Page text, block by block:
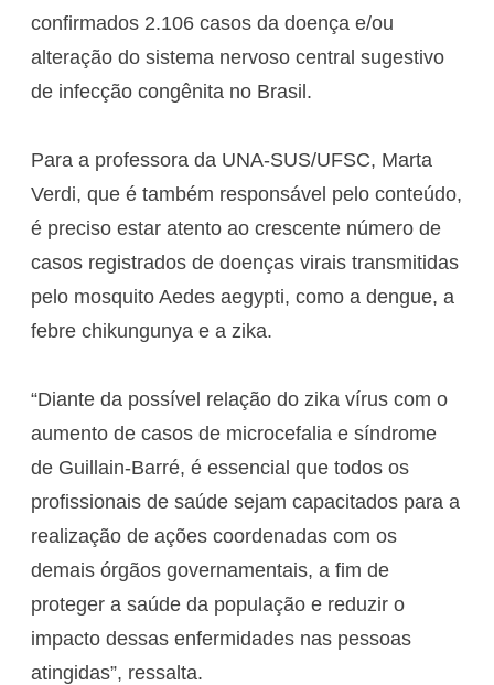
confirmados 2.106 casos da doença e/ou
alteração do sistema nervoso central sugestivo
de infecção congênita no Brasil.
Para a professora da UNA-SUS/UFSC, Marta
Verdi, que é também responsável pelo conteúdo,
é preciso estar atento ao crescente número de
casos registrados de doenças virais transmitidas
pelo mosquito Aedes aegypti, como a dengue, a
febre chikungunya e a zika.
“Diante da possível relação do zika vírus com o
aumento de casos de microcefalia e síndrome
de Guillain-Barré, é essencial que todos os
profissionais de saúde sejam capacitados para a
realização de ações coordenadas com os
demais órgãos governamentais, a fim de
proteger a saúde da população e reduzir o
impacto dessas enfermidades nas pessoas
atingidas”, ressalta.